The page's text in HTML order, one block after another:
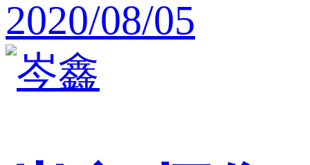
2020/08/05